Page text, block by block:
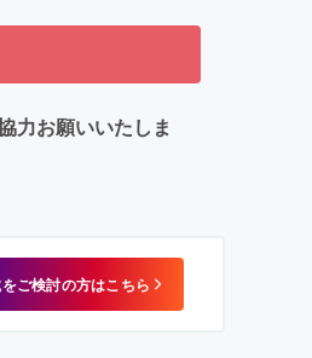
力お願いいたしま
ご検討の方はこちら